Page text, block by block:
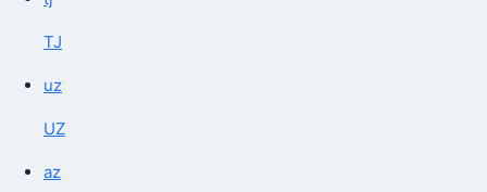
TJ
uz
UZ
az